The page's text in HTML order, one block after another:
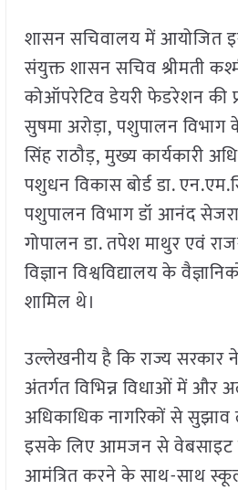
शासन सचिवालय में आयोजित
संयुक्त शासन सचिव श्रीमती
कोऑपरेटिव डेयरी फेडरेशन की
सुषमा अरोड़ा, पशुपालन विभाग
सिंह राठौड़, मुख्य कार्यकारी
पशुधन विकास बोर्ड डा.
पशुपालन विभाग डॉ आनंद
गोपालन डा. तपेश माथुर एवं
विज्ञान विश्वविद्यालय के
शामिल थे।
उल्लेखनीय है कि राज्य
अंतर्गत विभिन्न विधाओं में और
अधिकाधिक नागरिकों से सुझाव
इसके लिए आमजन से वेबसाइट
आमंत्रित करने के साथ-साथ